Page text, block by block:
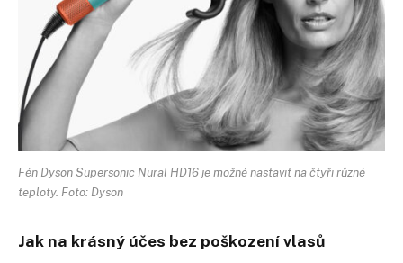
Fén Dyson Supersonic Nural HD16 je možné nastavit na čtyři různé
teploty. Foto: Dyson
Jak na krásný účes bez poškození vlasů